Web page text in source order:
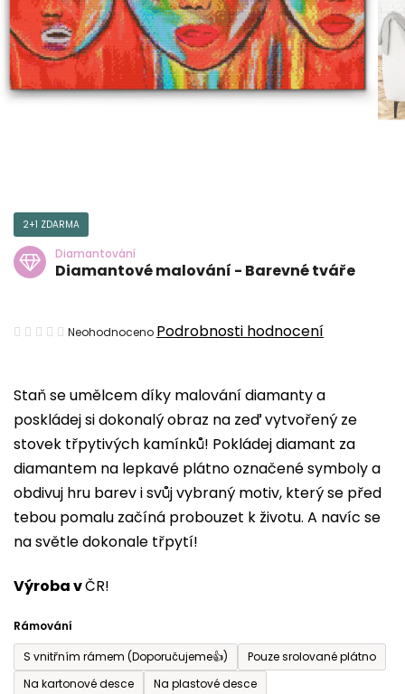
Staň se umělcem díky malování diamanty a
poskládej si dokonalý obraz na zeď vytvořený ze
stovek třpytivých kamínků! Pokládej diamant za
diamantem na lepkavé plátno označené symboly a
obdivuj hru barev i svůj vybraný motiv, který se před
tebou pomalu začíná probouzet k životu. A navíc se
na světle dokonale třpytí!
Výroba vČR!
Rámování
S vnitřním rámem (Doporučujeme👍)
Pouze srolované plátno
Na kartonové desce
Na plastové desce
2+1 ZDARMA
Diamantování
Diamantové malování - Barevné tváře
Průměrné
je
0,0
z
5
hvězdiček.
Neohodnoceno Podrobnosti hodnocení